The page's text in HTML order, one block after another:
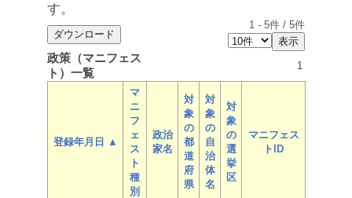
す。
1 - 5件 / 5件
政策（マニフェス
ト）一覧
1
登録年月日 ▲
マ
ニ
フ
ェ
ス
ト
種
別
政治
家名
対
象
の
都
道
府
県
対
象
の
自
治
体
名
対
象
の
選
挙
区
マニフェス
トID